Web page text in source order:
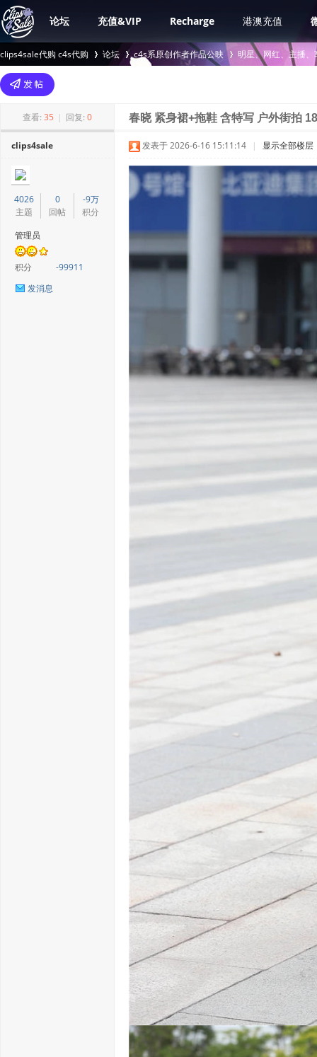
论坛 充值&VIP Recharge 港澳充值
clips4sale代购 c4s代购
>
论坛 c4s系原创作者作品公映
›
明星、网红、主播
查看: 35 | 回复: 0 春晓 紧身裙+拖鞋 含特写 户外街拍
clips4sale
4026
主题
0
回帖
-9万
积分
管理员
积分
-99911
发消息
发表于 2026-6-16 15:11:14 | 显示全部楼层